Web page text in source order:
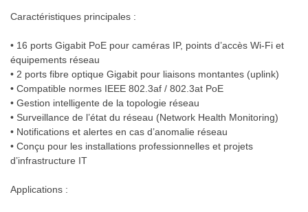
Caractéristiques principales :
• 16 ports Gigabit PoE pour caméras IP, points d’accès Wi-Fi et
équipements réseau
• 2 ports fibre optique Gigabit pour liaisons montantes (uplink)
• Compatible normes IEEE 802.3af / 802.3at PoE
• Gestion intelligente de la topologie réseau
• Surveillance de l’état du réseau (Network Health Monitoring)
• Notifications et alertes en cas d’anomalie réseau
• Conçu pour les installations professionnelles et projets
d’infrastructure IT
Applications :